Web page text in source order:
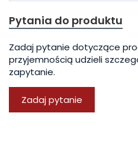
Pytania do produktu
Zadaj pytanie dotyczące
przyjemnością udzieli
zapytanie.
Zadaj pytanie